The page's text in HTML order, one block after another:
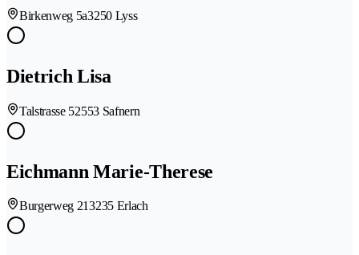
Birkenweg 5a3250 Lyss
Dietrich Lisa
Talstrasse 52553 Safnern
Eichmann Marie-Therese
Burgerweg 213235 Erlach